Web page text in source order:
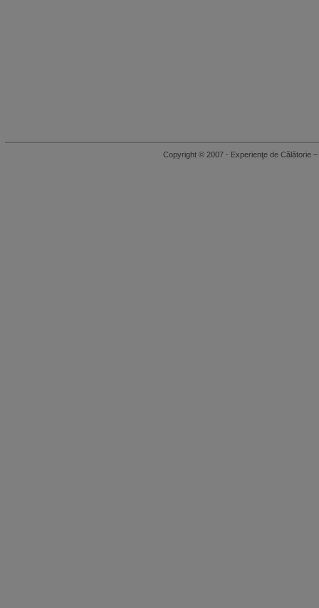
Copyright © 2007 - Experienţe de Călătorie